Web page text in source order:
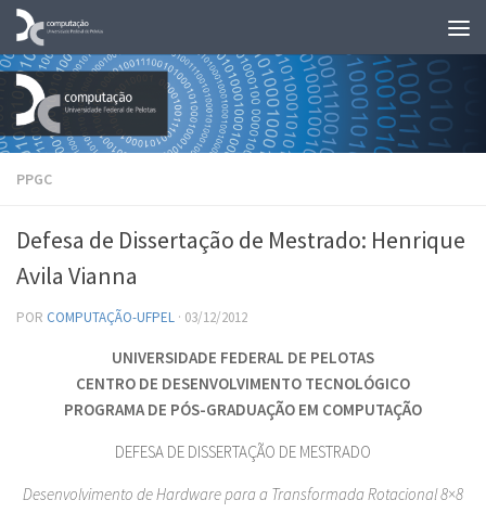
Skip to content
PPGC
Defesa de Dissertação de Mestrado: Henrique
Avila Vianna
POR COMPUTAÇÃO-UFPEL · 03/12/2012
UNIVERSIDADE FEDERAL DE PELOTAS
CENTRO DE DESENVOLVIMENTO TECNOLÓGICO
PROGRAMA DE PÓS-GRADUAÇÃO EM COMPUTAÇÃO
DEFESA DE DISSERTAÇÃO DE MESTRADO
Desenvolvimento de Hardware para a Transformada Rotacional 8×8